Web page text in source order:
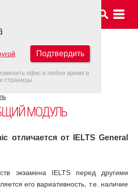
МОДУЛЬ
отличается от IELTS General
экзамена IELTS перед другими
его вариативность, т.е. наличие
Подтвердить
офис в любое время в
страницы